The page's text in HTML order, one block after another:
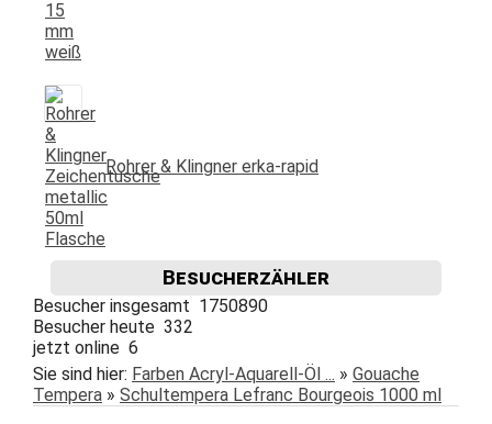
Rohrer & Klingner erka-rapid
Besucherzähler
Besucher insgesamt 1750890
Besucher heute 332
jetzt online 6
Sie sind hier: Farben Acryl-Aquarell-Öl ... » Gouache
Tempera » Schultempera Lefranc Bourgeois 1000 ml